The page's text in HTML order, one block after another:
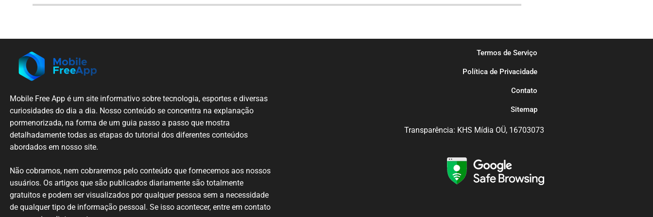
Mobile Free App é um site informativo sobre tecnologia, esportes e diversas
curiosidades do dia a dia. Nosso conteúdo se concentra na explanação
pormenorizada, na forma de um guia passo a passo que mostra
detalhadamente todas as etapas do tutorial dos diferentes conteúdos
abordados em nosso site.
Não cobramos, nem cobraremos pelo conteúdo que fornecemos aos nossos
usuários. Os artigos que são publicados diariamente são totalmente
gratuitos e podem servisualizados por qualquer pessoa sem a necessidade
de qualquertipo de informação pessoal. Se isso acontecer, entre em contato
Termos de Serviço
Política de Privacidade
Contato
Sitemap
Transparência: KHS Mídia OÜ, 16703073